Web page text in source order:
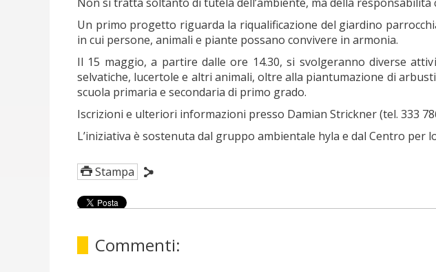
Un primo progetto riguarda la riqualificazione del giardino
in cui persone, animali e piante possano convivere in armonia.
Il 15 maggio, a partire dalle ore 14.30, si svolgeranno diverse
selvatiche, lucertole e altri animali, oltre alla piantumazione di
scuola primaria e secondaria di primo grado.
Iscrizioni e ulteriori informazioni presso Damian Strickner (tel. 333
L’iniziativa è sostenuta dal gruppo ambientale hyla e dal Centro per
Stampa
Commenti: